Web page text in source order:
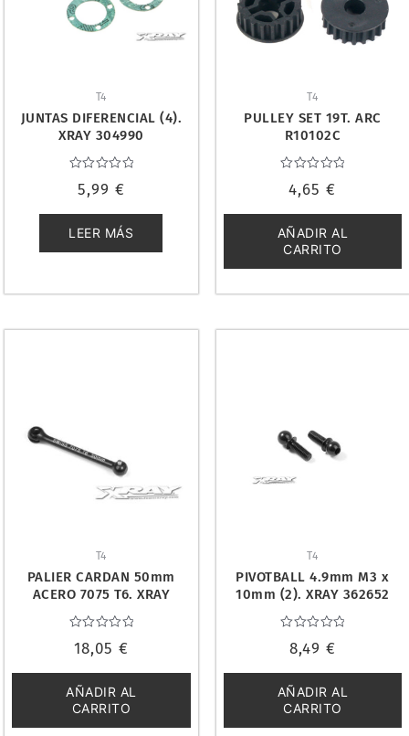
T4
JUNTAS DIFERENCIAL (4).
XRAY 304990
con
de
5
5,99 €
LEER MÁS
T4
PULLEY SET 19T. ARC
R10102C
con
de
5
4,65€
AÑADIR AL
CARRITO
T4
PALIER CARDAN 50mm
ACERO 7075 T6. XRAY
305328
con
de
5
18,05 €
AÑADIR AL
CARRITO
T4
PIVOTBALL 4.9mm M3 x
10mm (2). XRAY 362652
con
de
5
8,49 €
AÑADIR AL
CARRITO